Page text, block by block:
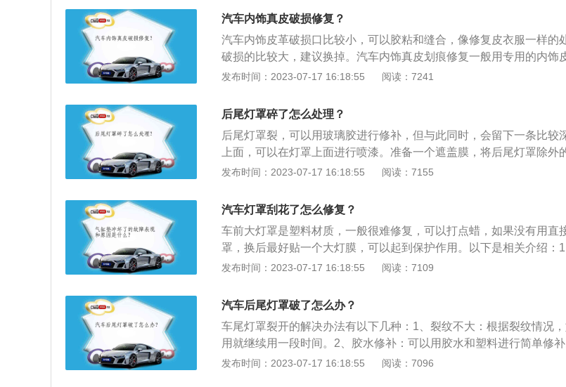
工况。2、远光：远光是在前方无来车或不尾随其他汽车时使用的远距
束，由位于反射器焦点上、功率较大的主灯丝产生，光束方向近似水
汽车内饰真皮破损修复？
汽车内饰皮革破损口比较小，可以胶粘和缝合，像修复皮衣服一样的
破损的比较大，建议换掉。汽车内饰真皮划痕修复一般用专用的内饰
前市面上大多数皮革漆都是油性，但是油性不符合环保要求。以下是
名贵天然动植物滋补营养成分，具有卓越的渗透和滋润作用，使皮具
质感和自然的皮质色泽，对真皮有着深层、持久的保护作用。只需要
座套，爱车的皮革座椅就不会出现太大的损坏。但是车主也要注意定
垫，清理皮革内饰表面污垢。
发布时间：2023-07-17 16:18:55 阅读：7241
后尾灯罩碎了怎么处理？
后尾灯罩裂，可以用玻璃胶进行修补，但与此同时，会留下一条比较
上面，可以在灯罩上面进行喷漆。准备一个遮盖膜，将后尾灯罩除外
掉，避免手滑喷到车漆上。以下是拓展资料：1、换灯泡：后备箱内部
上新的灯泡即可。2、汽车尾灯包含：汽车尾灯包含：转向灯、刹车灯
灯、后雾灯、倒车灯、停车灯。其中，有些车型把刹车灯和位置灯组
是双丝灯泡，如P21/5W的灯泡，当处于刹车灯状态时功率是21W，
状态时功率是5W。后雾灯和倒车灯分为：左雾灯，右倒车灯，也就是
单倒车灯。转向灯和刹车灯对称，左右各一个。
发布时间：2023-07-17 16:18:55 阅读：7155
汽车灯罩刮花了怎么修复？
车前大灯罩是塑料材质，一般很难修复，可以打点蜡，如果没有用直
罩，换后最好贴一个大灯膜，可以起到保护作用。以下是相关介绍：
罩：正宗的车辆前大灯和尾灯的玻璃罩是高标号聚碳酸酯（又叫PC，
性好。所以，正宗灯罩长时间使用后颜色不变，透明度好。2、汽车大
大灯，也称汽车前照灯、汽车LED日行灯，作为汽车的眼睛，不仅关
主的外在形象，更与夜间开车或坏天气条件下的安全驾驶紧密联系。
及保养不可忽略。
发布时间：2023-07-17 16:18:55 阅读：7109
汽车后尾灯罩破了怎么办？
车尾灯罩裂开的解决办法有以下几种：1、裂纹不大：根据裂纹情况
用就继续用一段时间。2、胶水修补：可以用胶水和塑料进行简单修
线路：检查尾灯的线路，如果下雨会受到短路的影响则进行更换灯罩
发布时间：2023-07-17 16:18:55 阅读：7096